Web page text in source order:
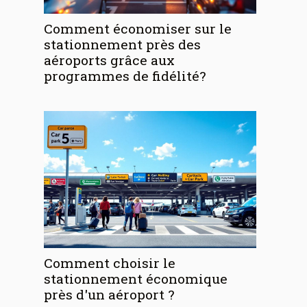
Comment économiser sur le
stationnement près des
aéroports grâce aux
programmes de fidélité?
Comment choisir le
stationnement économique
près d'un aéroport ?